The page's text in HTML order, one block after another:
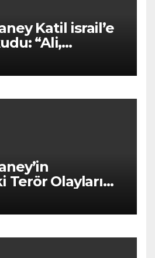
Katil israil’e
“Ali,
Terör Olayları